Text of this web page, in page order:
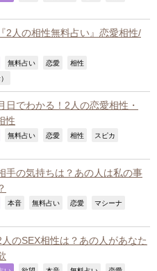
2人の相性無料占い』恋愛相性/
無料占い 恋愛 相性
日でわかる！2人の恋愛相性・
性
無料占い 恋愛 相性 スピカ
手の気持ちは？あの人は私の事
本音 無料占い 恋愛 マシーナ
のSEX相性は？あの人があなた